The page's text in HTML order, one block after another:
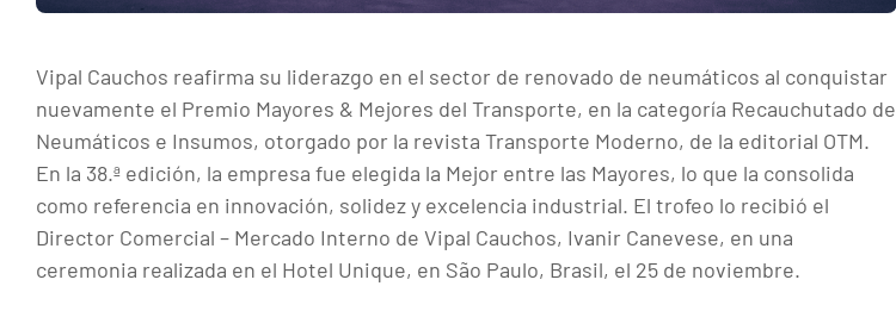
Vipal Cauchos reafirma su liderazgo en el sector de renovado de neumáticos al conquistar
nuevamente el Premio Mayores & Mejores del Transporte, en la categoría Recauchutado de
Neumáticos e Insumos, otorgado por la revista Transporte Moderno, de la editorial OTM.
En la 38.ª edición, la empresa fue elegida la Mejor entre las Mayores, lo que la consolida
como referencia en innovación, solidez y excelencia industrial. El trofeo lo recibió el
Director Comercial – Mercado Interno de Vipal Cauchos, Ivanir Canevese, en una
ceremonia realizada en el Hotel Unique, en São Paulo, Brasil, el 25 de noviembre.